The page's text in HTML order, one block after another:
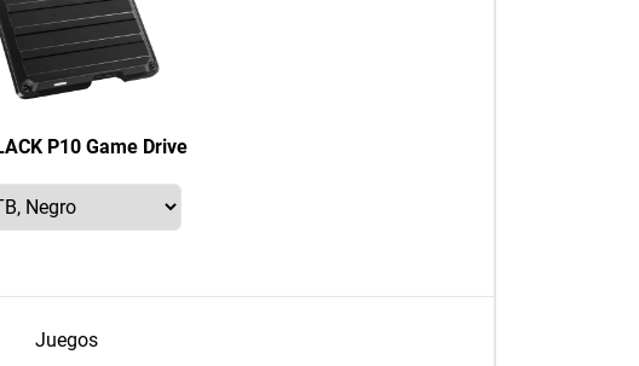
P10 Game Drive
Juegos